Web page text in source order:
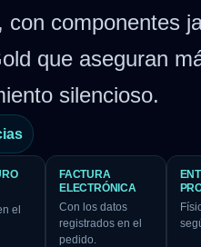
con componentes
que aseguran
silencioso.
el
FACTURA
ELECTRÓNICA
Con los datos
registrados en el
pedido.